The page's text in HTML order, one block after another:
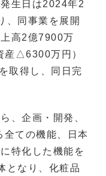
生日は2024年2
、同事業を展開
高2億7900万
産△6300万円）
取得し、同日完
、企画・開発、
ての機能、日本
特化した機能を
となり、化粧品